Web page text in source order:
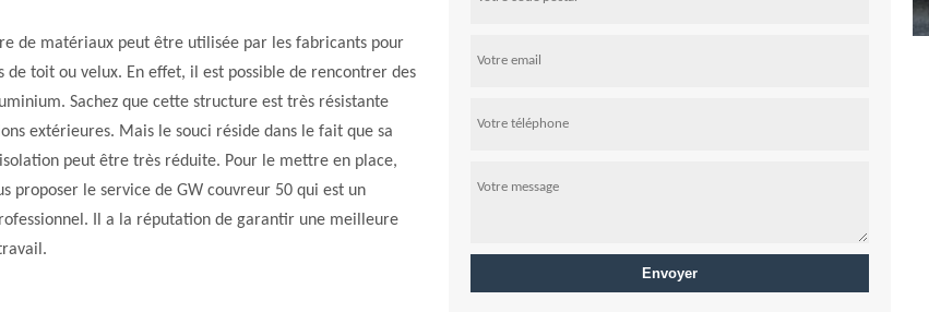
de matériaux peut être utilisée par les fabricants pour
de toit ou velux. En effet, il est possible de rencontrer des
Sachez que cette structure est très résistante
extérieures. Mais le souci réside dans le fait que sa
peut être très réduite. Pour le mettre en place,
proposer le service de GW couvreur 50 qui est un
Il a la réputation de garantir une meilleure